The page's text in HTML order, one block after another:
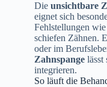
Die unsichtbare
eignet sich
Fehlstellungen
schiefen Zähnen.
oder im
Zahnspangelässt
integrieren.
So läuft die